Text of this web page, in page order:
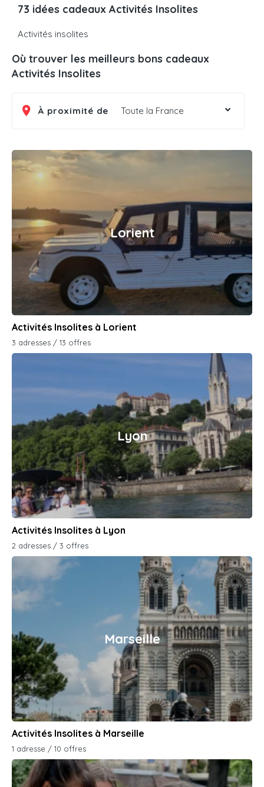
73 idées cadeaux Activités Insolites
Activités insolites
Où trouver les meilleurs bons cadeaux
Activités Insolites
À proximité de Toute la France
Lorient
Activités Insolites à Lorient
3 adresses / 13 offres
Lyon
Activités Insolites à Lyon
2 adresses / 3 offres
Marseille
Activités Insolites à Marseille
1 adresse / 10 offres